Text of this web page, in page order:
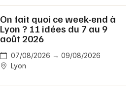
On fait quoi ce week-end à
Lyon ? 11 idées du 7 au 9
août 2026
07/08/2026 → 09/08/2026
Lyon